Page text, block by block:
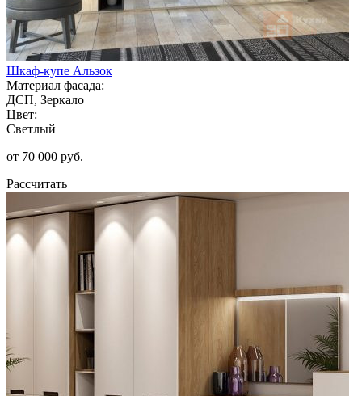
Шкаф-купе Альзок
Материал фасада:
ДСП, Зеркало
Цвет:
Светлый
от 70 000 руб.
Рассчитать